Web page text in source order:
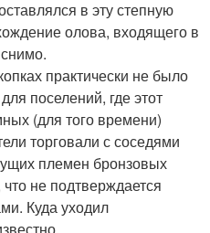
в эту степную
олова, входящего в
практически не было
поселений, где этот
(для того времени)
торговали с соседями
племен бронзовых
не подтверждается
Куда уходил